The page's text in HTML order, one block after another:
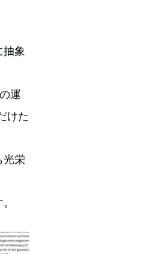
象
運
けた
光栄